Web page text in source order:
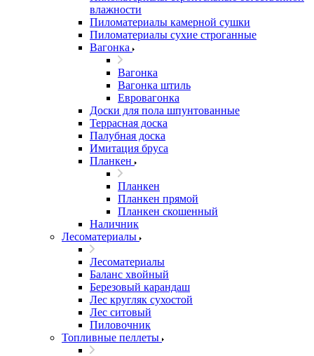
влажности
Пиломатериалы камерной сушки
Пиломатериалы сухие строганные
Вагонка
Вагонка
Вагонка штиль
Евровагонка
Доски для пола шпунтованные
Террасная доска
Палубная доска
Имитация бруса
Планкен
Планкен
Планкен прямой
Планкен скошенный
Наличник
Лесоматериалы
Лесоматериалы
Баланс хвойный
Березовый карандаш
Лес кругляк сухостой
Лес ситовый
Пиловочник
Топливные пеллеты